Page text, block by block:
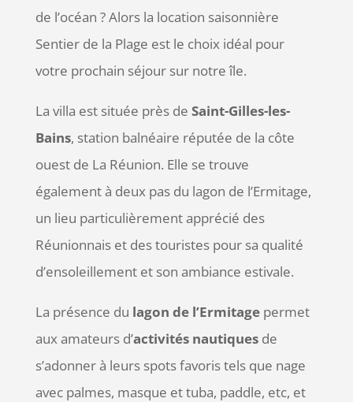
de l’océan ? Alors la location saisonnière
Sentier de la Plage est le choix idéal pour
votre prochain séjour sur notre île.
La villa est située près de Saint-Gilles-les-
Bains, station balnéaire réputée de la côte
ouest de La Réunion. Elle se trouve
également à deux pas du lagon de l’Ermitage,
un lieu particulièrement apprécié des
Réunionnais et des touristes pour sa qualité
d’ensoleillement et son ambiance estivale.
La présence du lagon de l’Ermitagepermet
aux amateurs d’activités nautiquesde
s’adonner à leurs spots favoris tels que nage
avec palmes, masque et tuba, paddle, etc, et